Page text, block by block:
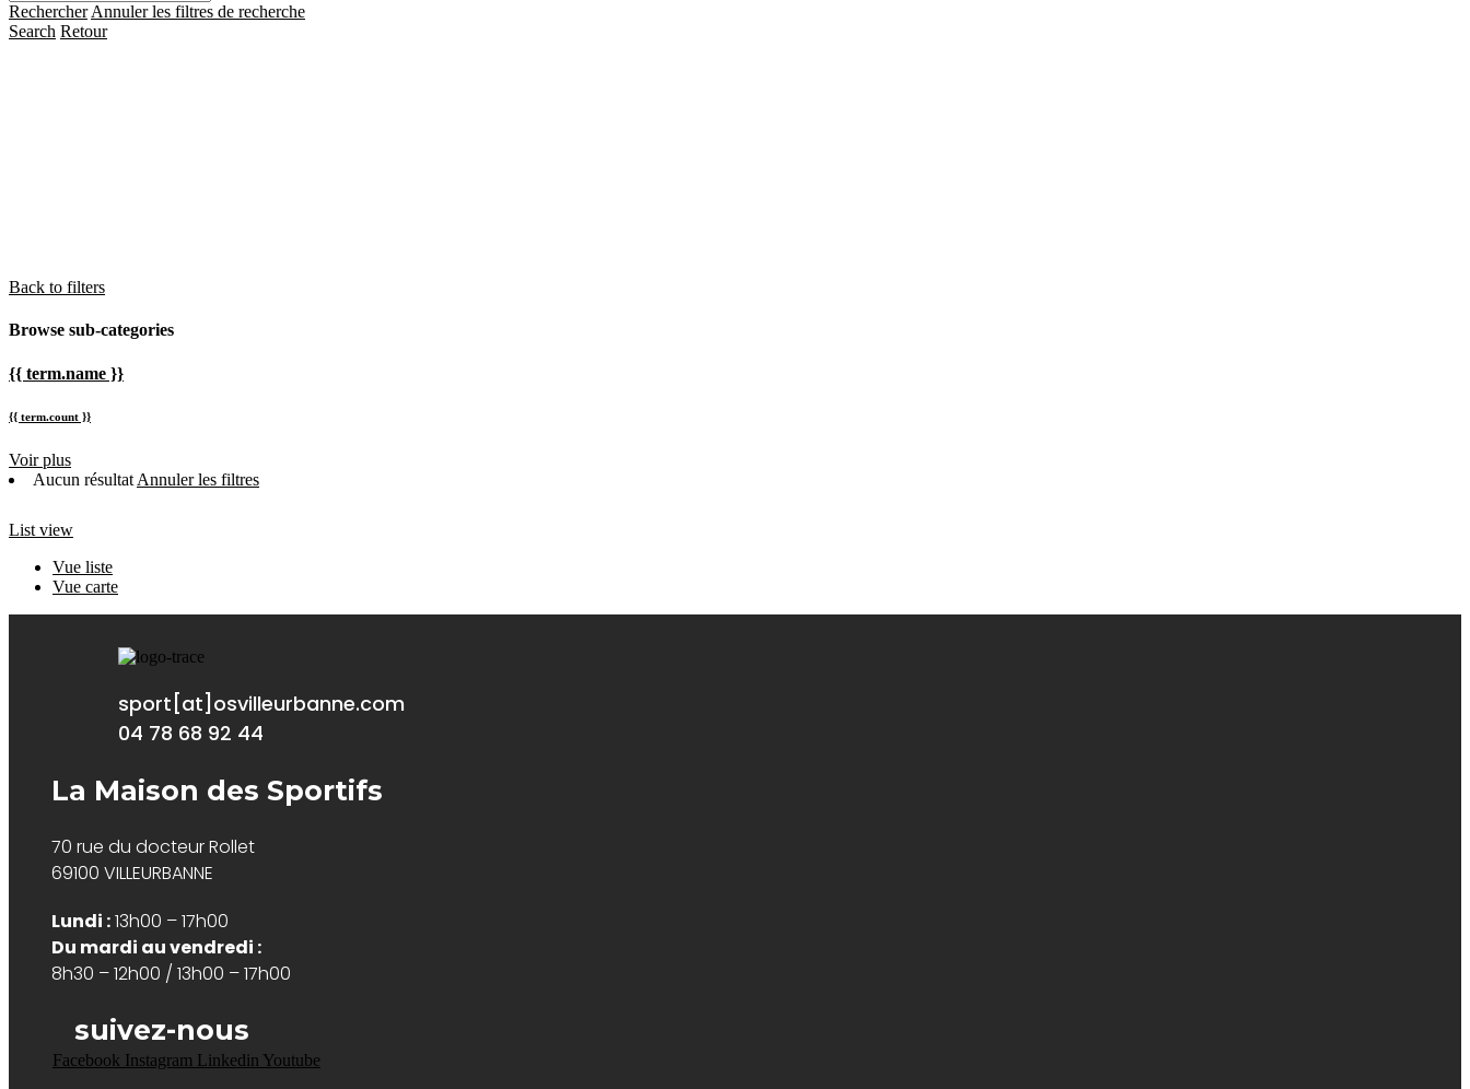
Rechercher Annuler les filtres de recherche
Search Retour
Back to filters
Browse sub-categories
{{ term.name }}
{{ term.count }}
Voir plus
Aucun résultatAnnuler les filtres
List view
Vue liste
Vue carte
sport[at]osvilleurbanne.com
04 78 68 92 44
La Maison des Sportifs
70 rue du docteur Rollet
69100 VILLEURBANNE
Lundi :13h00 – 17h00
Du mardi au vendredi :
8h30 – 12h00 / 13h00 – 17h00
suivez-nous
Facebook Instagram Linkedin Youtube